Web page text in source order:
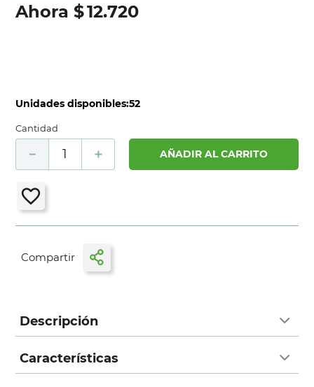
$12.720
Unidades disponibles:52
Cantidad
＋
－ AÑADIR AL CARRITO
Descripción
Características